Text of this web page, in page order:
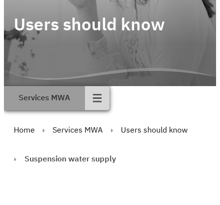
Users should know
Services MWA
Home Services MWA Users should know
Suspension water supply